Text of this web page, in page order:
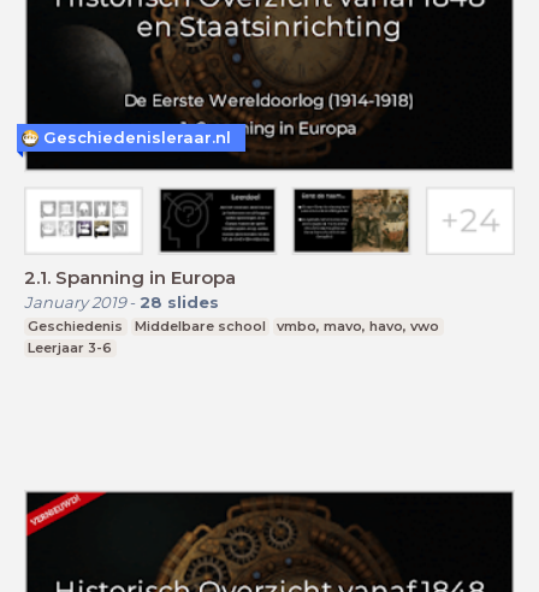
2.1. Spanning in Europa
January 2019- 28 slides
Geschiedenis Middelbare school
vmbo, mavo, havo, vwo
Leerjaar 3-6
Geschiedenisleraar.nl